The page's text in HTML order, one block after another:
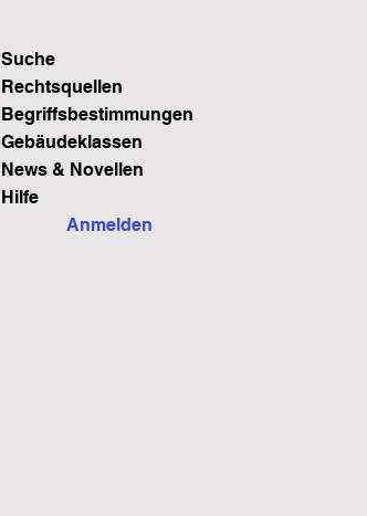
Anmelden
Suche
Rechtsquellen
Begriffsbestimmungen
Gebäudeklassen
News & Novellen
Hilfe